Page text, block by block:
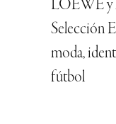
LOEWE y
Selección
moda,
fútbol